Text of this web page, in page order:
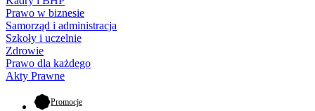
Prawo w biznesie
Samorząd i administracja
Szkoły i uczelnie
Zdrowie
Prawo dla każdego
Akty Prawne
Promocje- otwiera się w nowej karcie